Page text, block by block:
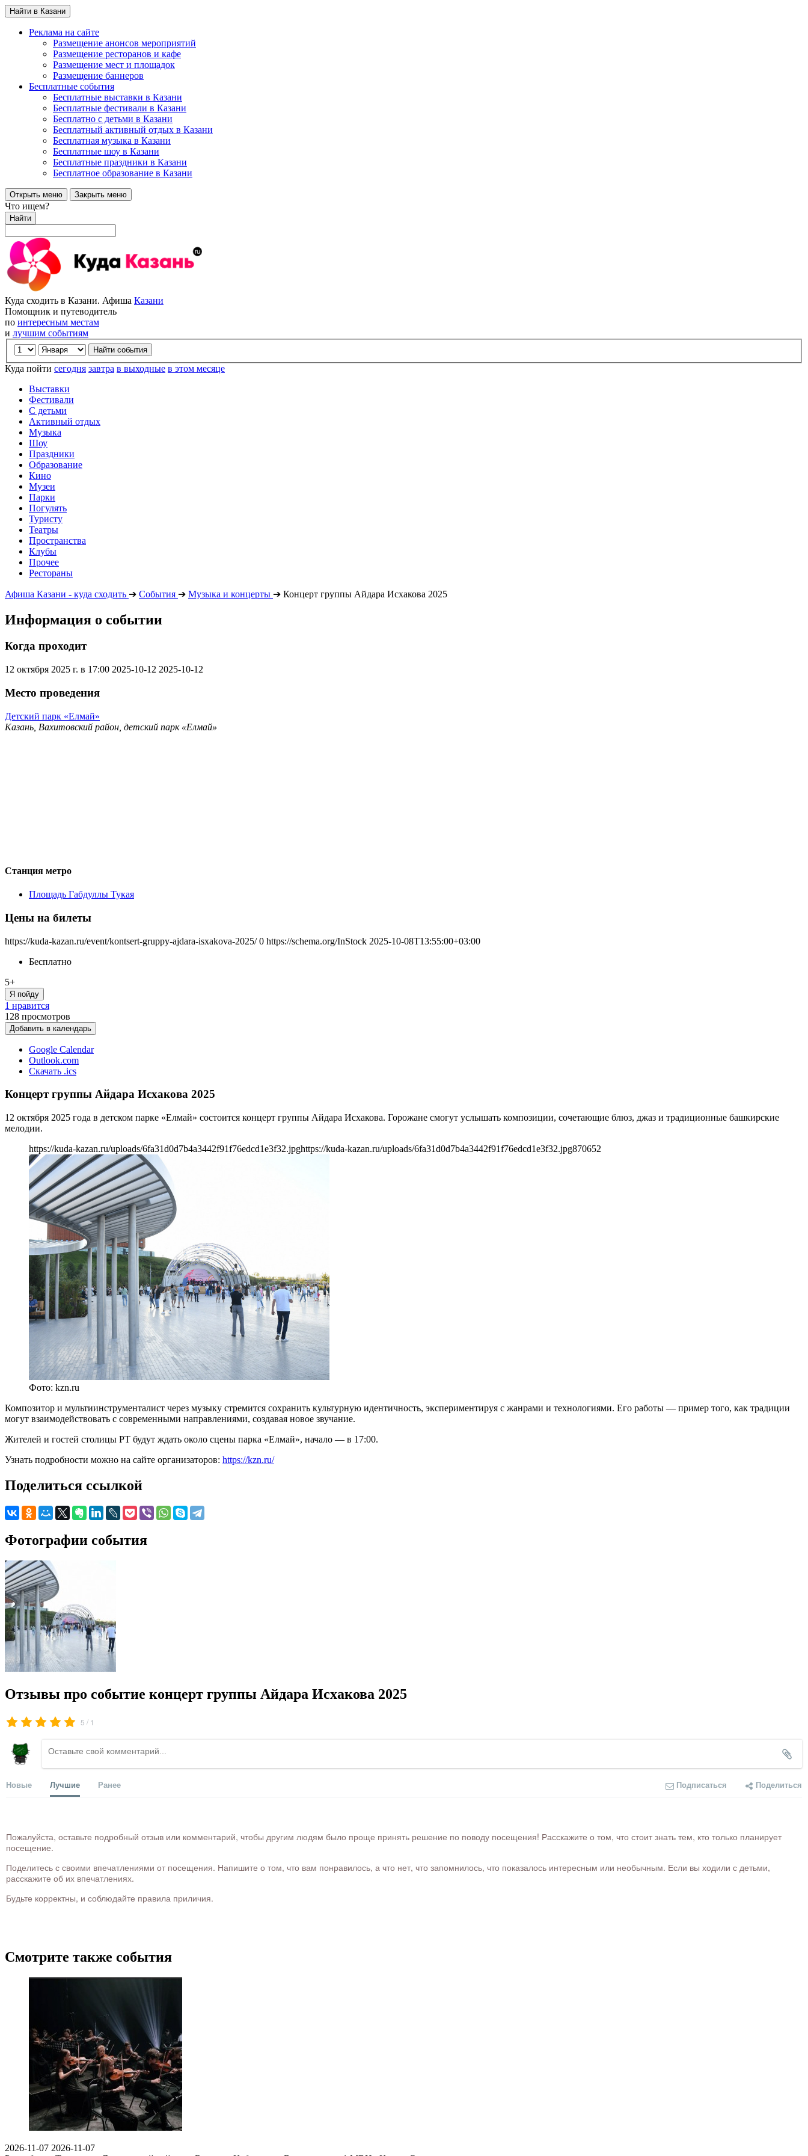
Найти в Казани
Реклама на сайте
Размещение анонсов мероприятий
Размещение ресторанов и кафе
Размещение мест и площадок
Размещение баннеров
Бесплатные события
Бесплатные выставки в Казани
Бесплатные фестивали в Казани
Бесплатно с детьми в Казани
Бесплатный активный отдых в Казани
Бесплатная музыка в Казани
Бесплатные шоу в Казани
Бесплатные праздники в Казани
Бесплатное образование в Казани
Открыть меню Закрыть меню
Что ищем?
Найти
Куда сходить в Казани. Афиша Казани
Помощник и путеводитель
по интересным местам
и лучшим событиям
Куда пойти сегодня завтра в выходные в этом месяце
Выставки
Фестивали
С детьми
Активный отдых
Музыка
Шоу
Праздники
Образование
Кино
Музеи
Парки
Погулять
Туристу
Театры
Пространства
Клубы
Прочее
Рестораны
Афиша Казани - куда сходить ➔ События ➔ Музыка и концерты ➔ Концерт группы Айдара Исхакова 2025
Информация о событии
Когда проходит
12 октября 2025 г. в 17:00 2025-10-12 2025-10-12
Место проведения
Детский парк «Елмай»
Казань, Вахитовский район, детский парк «Елмай»
Станция метро
Площадь Габдуллы Тукая
Цены на билеты
https://kuda-kazan.ru/event/kontsert-gruppy-ajdara-isxakova-2025/ 0 https://schema.org/InStock 2025-10-08T13:55:00+03:00
Бесплатно
5+
Я пойду
1 нравится
128 просмотров
Добавить в календарь
Google Calendar
Outlook.com
Скачать .ics
Концерт группы Айдара Исхакова 2025
12 октября 2025 года в детском парке «Елмай» состоится концерт группы Айдара Исхакова. Горожане смогут услышать композиции, сочетающие блюз, джаз и традиционные башкирские
мелодии.
https://kuda-kazan.ru/uploads/6fa31d0d7b4a3442f91f76edcd1e3f32.jpghttps://kuda-kazan.ru/uploads/6fa31d0d7b4a3442f91f76edcd1e3f32.jpg870652
Фото: kzn.ru
Композитор и мультиинструменталист через музыку стремится сохранить культурную идентичность, экспериментируя с жанрами и технологиями. Его работы — пример того, как традиции
могут взаимодействовать с современными направлениями, создавая новое звучание.
Жителей и гостей столицы РТ будут ждать около сцены парка «Елмай», начало — в 17:00.
Узнать подробности можно на сайте организаторов: https://kzn.ru/
Поделиться ссылкой
Фотографии события
Отзывы про событие концерт группы Айдара Исхакова 2025
5 / 1
Новые Лучшие Ранее Подписаться Поделиться
Пожалуйста, оставьте подробный отзыв или комментарий, чтобы другим людям было проще принять решение по поводу посещения! Расскажите о том, что стоит знать тем, кто только планирует
посещение.
Поделитесь с своими впечатлениями от посещения. Напишите о том, что вам понравилось, а что нет, что запомнилось, что показалось интересным или необычным. Если вы ходили с детьми,
расскажите об их впечатлениях.
Будьте корректны, и соблюдайте правила приличия.
Смотрите также события
2026-11-07 2026-11-07